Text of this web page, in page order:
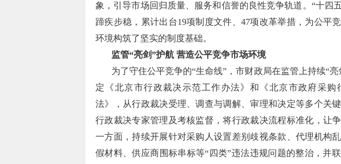
象，引导市场回归质量、服务和信誉的良性竞争轨道。“十四
蹄疾步稳，累计出台19项制度文件、47项改革举措，为公平
环境构筑了坚实的制度基础。
监管“亮剑”护航 营造公平竞争市场环境
为了守住公平竞争的“生命线”，市财政局在监管上持续“亮
定《北京市行政裁决示范工作办法》和《北京市政府采购
法》，从行政裁决受理、调查与调解、审理和决定等多个关
行政裁决专家管理及考核监督，将行政裁决流程标准化，让
一方面，持续开展针对采购人设置差别歧视条款、代理机构
假材料、供应商围标串标等“四类”违法违规问题的整治，并